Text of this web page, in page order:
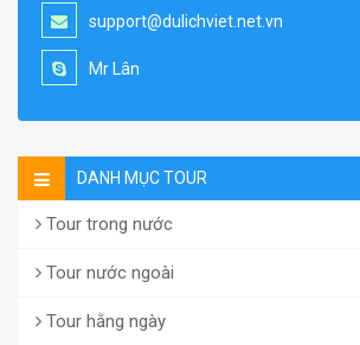
support@dulichviet.net.vn
Mr Lân
DANH MỤC TOUR
Tour trong nước
Tour nước ngoài
Tour hằng ngày